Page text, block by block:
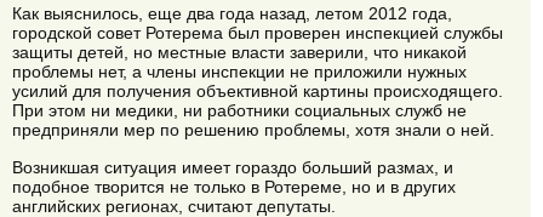
Как выяснилось, еще два года назад, летом 2012 года,
городской совет Ротерема был проверен инспекцией службы
защиты детей, но местные власти заверили, что никакой
проблемы нет, а члены инспекции не приложили нужных
усилий для получения объективной картины происходящего.
При этом ни медики, ни работники социальных служб не
предприняли мер по решению проблемы, хотя знали о ней.
Возникшая ситуация имеет гораздо больший размах, и
подобное творится не только в Ротереме, но и в других
английских регионах, считают депутаты.